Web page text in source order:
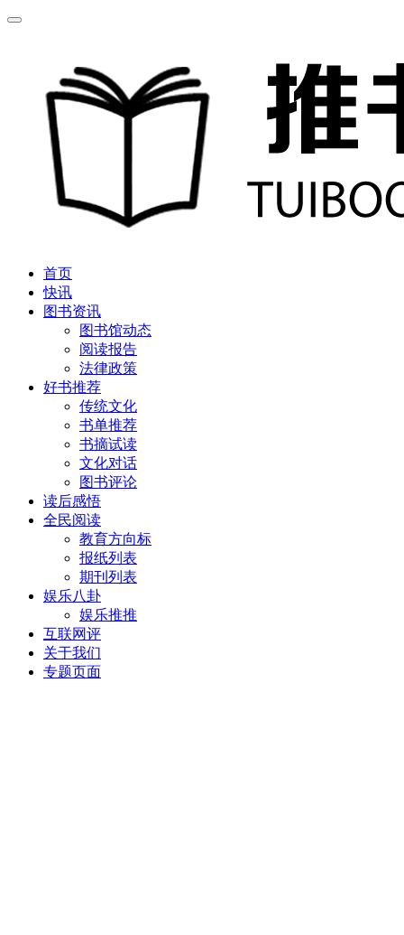
首页
快讯
图书资讯
图书馆动态
阅读报告
法律政策
好书推荐
传统文化
书单推荐
书摘试读
文化对话
图书评论
读后感悟
全民阅读
教育方向标
报纸列表
期刊列表
娱乐八卦
娱乐推推
互联网评
关于我们
专题页面